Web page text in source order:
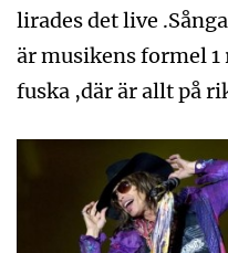
lirades det live
är musikens formel
fuska ,där är allt på